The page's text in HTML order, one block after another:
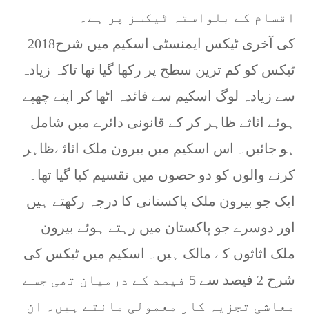
اقسام کے بلواستہ ٹیکسز پر ہے۔
2018کی آخری ٹیکس ایمنسٹی اسکیم میں شرح
ٹیکس کو کم ترین سطح پر رکھا گیا تھا تاکہ زیادہ
سے زیادہ لوگ اسکیم سے فائدہ اٹھا کر اپنے چھپے
ہوئے اثاثے ظاہر کر کے قانونی دائرے میں شامل
ہو جائیں۔ اس اسکیم میں بیرون ملک اثاثےظاہر
کرنے والوں کو دو حصوں میں تقسیم کیا گیا تھا۔
ایک جو بیرون ملک پاکستانی کا درجہ رکھتے ہیں
اور دوسرے جو پاکستان میں رہتے ہوئے بیرون
ملک اثاثوں کے مالک ہیں۔ اسکیم میں ٹیکس کی
شرح 2 فیصد سے 5 فیصد کے درمیان تھی جسے
معاشی تجزیہ کار معمولی مانتے ہیں۔ ان